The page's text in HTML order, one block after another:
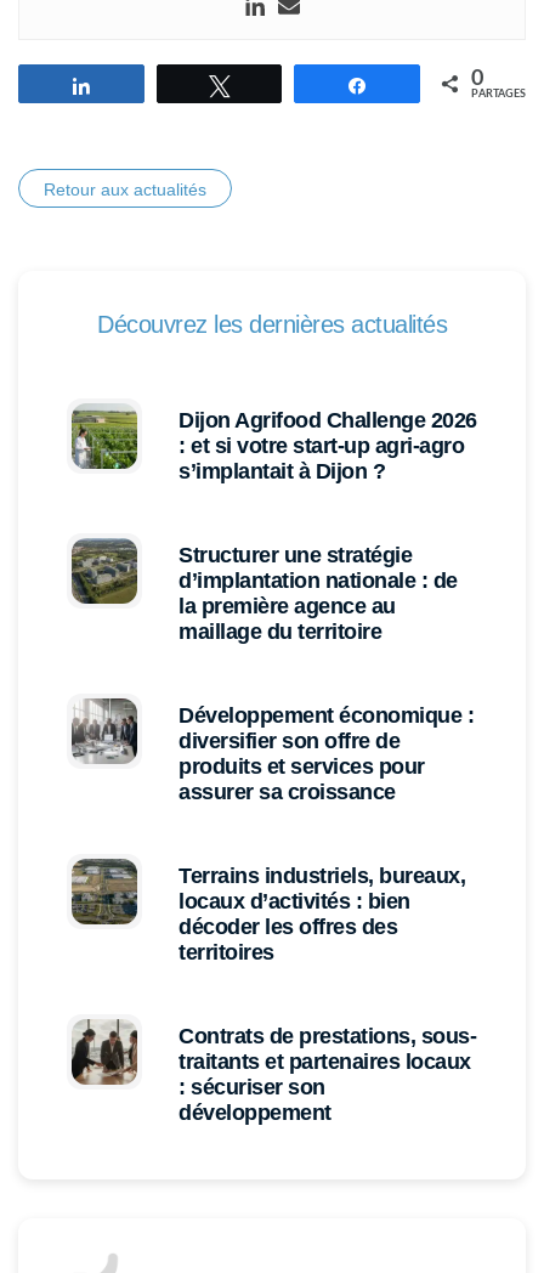
Partagez 0
PARTAGES
Retour aux actualités
Découvrez les dernières actualités
Dijon Agrifood Challenge 2026
: et si votre start-up agri-agro
s’implantait à Dijon ?
Structurer une stratégie
d’implantation nationale : de
la première agence au
maillage du territoire
Développement économique :
diversifier son offre de
produits et services pour
assurer sa croissance
Terrains industriels, bureaux,
locaux d’activités : bien
décoder les offres des
territoires
Contrats de prestations, sous-
traitants et partenaires locaux
: sécuriser son
développement